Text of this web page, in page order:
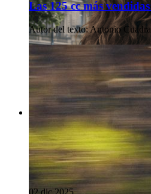
Las 125 cc más
Autor del texto:Antonio Cuadra
02 dic 2025